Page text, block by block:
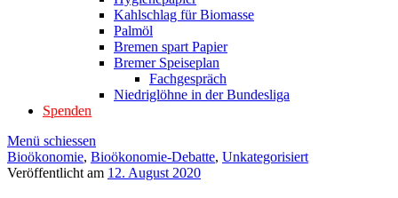
Kahlschlag für Biomasse
Palmöl
Bremen spart Papier
Bremer Speiseplan
Fachgespräch
Niedriglöhne in der Bundesliga
Spenden
Menü schiessen
Bioökonomie, Bioökonomie-Debatte, Unkategorisiert
Veröffentlicht am 12. August 2020